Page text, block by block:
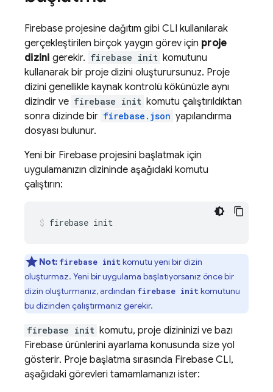
Firebase projesine dağıtım gibi CLI kullanılarak
gerçekleştirilen birçok yaygın görev için proje
dizini gerekir. firebase init komutunu
kullanarak bir proje dizini oluşturursunuz. Proje
dizini genellikle kaynak kontrolü kökünüzle aynı
dizindir ve firebase init komutu çalıştırıldıktan
sonra dizinde bir firebase.json yapılandırma
dosyası bulunur.
Yeni bir Firebase projesini başlatmak için
uygulamanızın dizininde aşağıdaki komutu
çalıştırın:
firebase init
Not: firebase init komutu yeni bir dizin
oluşturmaz. Yeni bir uygulama başlatıyorsanız önce bir
dizin oluşturmanız, ardından firebase init komutunu
bu dizinden çalıştırmanız gerekir.
firebase init komutu, proje dizininizi ve bazı
Firebase ürünlerini ayarlama konusunda size yol
gösterir. Proje başlatma sırasında Firebase CLI,
aşağıdaki görevleri tamamlamanızı ister: